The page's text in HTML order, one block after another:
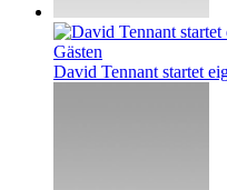
David Tennant startet